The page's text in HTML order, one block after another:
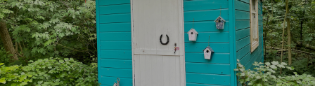
10+ miljoen leden